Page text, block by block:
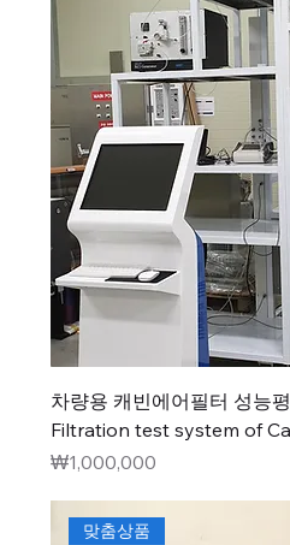
차량용 캐빈에어필터 성능
Filtration test system of
가격
₩1,000,000
맞춤상품